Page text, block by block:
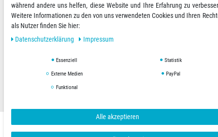
Versandoptionen Social Media
Copyright © 2019 Hygienical. Alle Rechte vorbehalten.
während andere uns helfen, diese Website und Ihre Erfahrung zu
Weitere Informationen zu den von uns verwendeten Cookies und Ihren
als Nutzer finden Sie hier:
Daten­schutz­erklärung
Impressum
Essenziell Statistik
Externe Medien PayPal
Funktional
Alle akzeptieren